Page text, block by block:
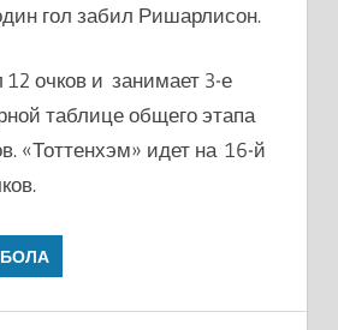
гол забил Ришарлисон.
очков и занимает 3-е
таблице общего этапа
«Тоттенхэм» идет на 16-й